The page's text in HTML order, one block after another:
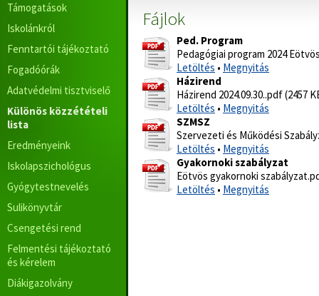
Támogatások
Iskolánkról
Fenntartói tájékoztató
Fogadóórák
Adatvédelmi tisztviselő
Különös közzétételi
lista
Eredményeink
Iskolapszichológus
Gyógytestnevelés
Sulikönyvtár
Csengetési rend
Felmentési tájékoztató
és kérelem
Diákigazolvány
Fájlok
Ped. Program
Pedagógiai program 2024
Letöltés • Megnyitás
Házirend
Házirend 2024.09.30..pdf (2457
Letöltés • Megnyitás
SZMSZ
Szervezeti és Működési
Letöltés • Megnyitás
Gyakornoki szabályzat
Eötvös gyakornoki
Letöltés • Megnyitás